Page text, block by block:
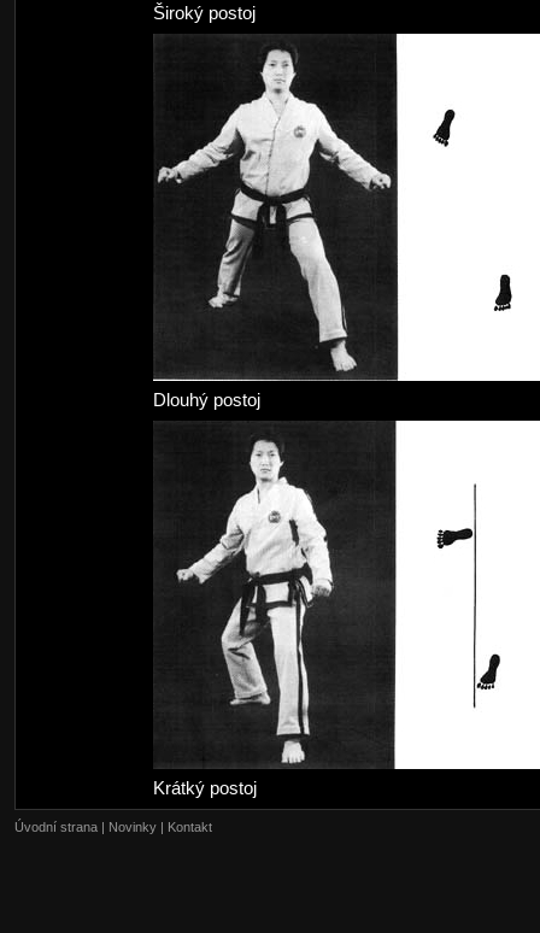
Široký postoj
Dlouhý postoj
Krátký postoj
Úvodní strana | Novinky | Kontakt